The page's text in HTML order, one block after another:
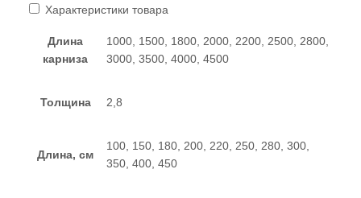
Характеристики товара
Длина
карниза
1000, 1500, 1800, 2000, 2200, 2500, 2800,
3000, 3500, 4000, 4500
Толщина 2,8
Длина, см
100, 150, 180, 200, 220, 250, 280, 300,
350, 400, 450